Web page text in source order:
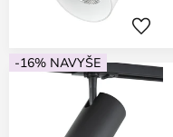
-16% NAVYŠE